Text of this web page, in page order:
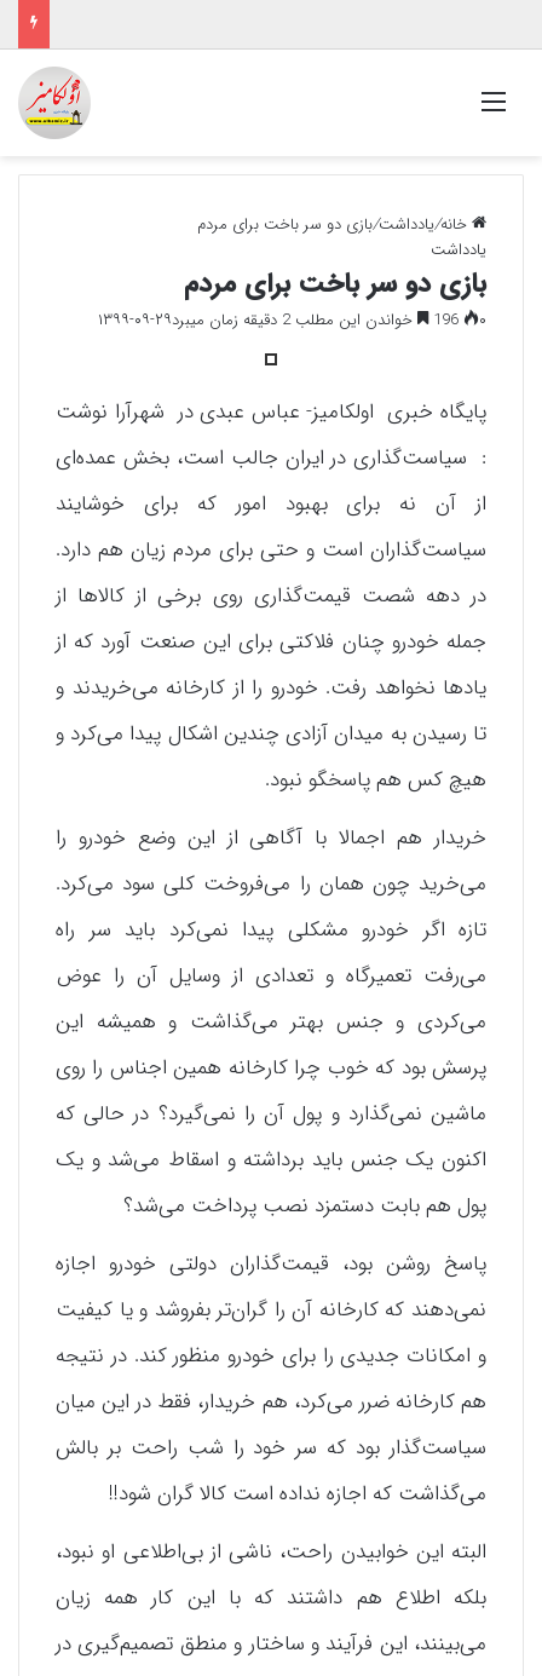
خانه/یادداشت/بازی دو سر باخت برای مردم
یادداشت
بازی دو سر باخت برای مردم
۱۳۹۹-۰۹-۲۹ ۰ خواندن این مطلب 2 دقیقه زمان میبرد
پایگاه خبری اولکامیز- عباس عبدی در شهرآرا نوشت
: سیاست‌گذاری در ایران جالب است، بخش عمده‌ای
از آن نه برای بهبود امور که برای خوشایند
سیاست‌گذاران است و حتی برای مردم زیان هم دارد.
در دهه شصت قیمت‌گذاری روی برخی از کالاها از
جمله خودرو چنان فلاکتی برای این صنعت آورد که از
یادها نخواهد رفت. خودرو را از کارخانه می‌خریدند و
تا رسیدن به میدان آزادی چندین اشکال پیدا می‌کرد و
هیچ کس هم پاسخگو نبود.
خریدار هم اجمالا با آگاهی از این وضع خودرو را
می‌خرید چون همان را می‌فروخت کلی سود می‌کرد.
تازه اگر خودرو مشکلی پیدا نمی‌کرد باید سر راه
می‌رفت تعمیرگاه و تعدادی از وسایل آن را عوض
می‌کردی و جنس بهتر می‌گذاشت و همیشه این
پرسش بود که خوب چرا کارخانه همین اجناس را روی
ماشین نمی‌گذارد و پول آن را نمی‌گیرد؟ در حالی که
اکنون یک جنس باید برداشته و اسقاط می‌شد و یک
پول هم بابت دستمزد نصب پرداخت می‌شد؟
پاسخ روشن بود، قیمت‌گذاران دولتی خودرو اجازه
نمی‌دهند که کارخانه آن را گران‌تر بفروشد و یا کیفیت
و امکانات جدیدی را برای خودرو منظور کند. در نتیجه
هم کارخانه ضرر می‌کرد، هم خریدار، فقط در این میان
سیاست‌گذار بود که سر خود را شب راحت بر بالش
می‌گذاشت که اجازه نداده است کالا گران شود!!
البته این خوابیدن راحت، ناشی از بی‌اطلاعی او نبود،
بلکه اطلاع هم داشتند که با این کار همه زیان
می‌بینند، این فرآیند و ساختار و منطق تصمیم‌گیری در